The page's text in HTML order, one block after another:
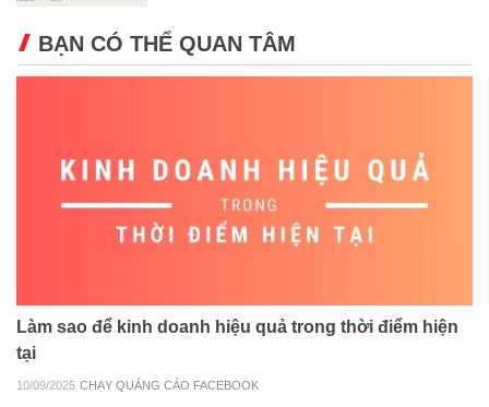
BẠN CÓ THỂ QUAN TÂM
Làm sao để kinh doanh hiệu quả trong thời điểm hiện
tại
10/09/2025 CHẠY QUẢNG CÁO FACEBOOK